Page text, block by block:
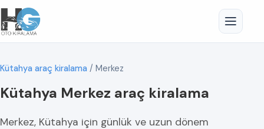
Kütahya araç kiralama / Merkez
Kütahya Merkez araç kiralama
Merkez, Kütahya için günlük ve uzun dönem